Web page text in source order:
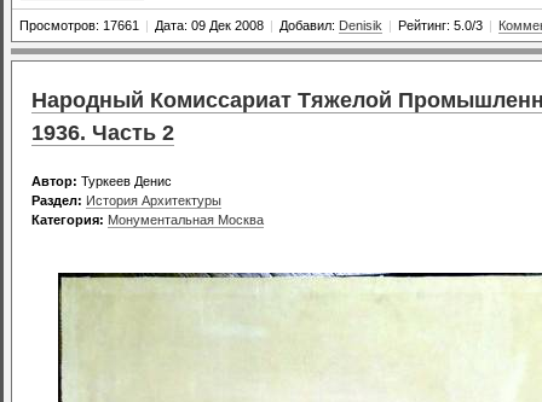
Просмотров: 17661 | Дата: 09 Дек 2008 | Добавил: Denisik | Рейтинг: 5.0/3 |
Народный Комиссариат Тяжелой
1936. Часть 2
Автор: Туркеев Денис
Раздел: История Архитектуры
Категория: Монументальная Москва